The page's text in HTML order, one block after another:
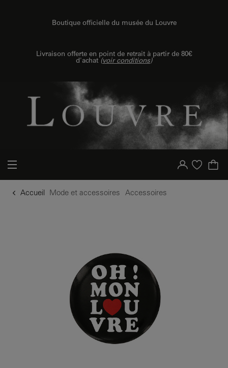
Boutique officielle du musée du Louvre
Livraison offerte en point de retrait à partir de 80€
d'achat (voir conditions)
Votre compte
Liste d'achat
Accueil Mode et accessoires Accessoires